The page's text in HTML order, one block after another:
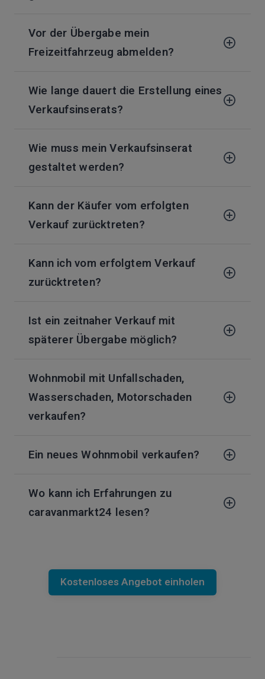
Vor der Übergabe mein
Freizeitfahrzeug abmelden?
Wie lange dauert die Erstellung eines
Verkaufsinserats?
Wie muss mein Verkaufsinserat
gestaltet werden?
Kann der Käufer vom erfolgten
Verkauf zurücktreten?
Kann ich vom erfolgtem Verkauf
zurücktreten?
Ist ein zeitnaher Verkauf mit
späterer Übergabe möglich?
Wohnmobil mit Unfallschaden,
Wasserschaden, Motorschaden
verkaufen?
Ein neues Wohnmobil verkaufen?
Wo kann ich Erfahrungen zu
caravanmarkt24 lesen?
Kostenloses Angebot einholen